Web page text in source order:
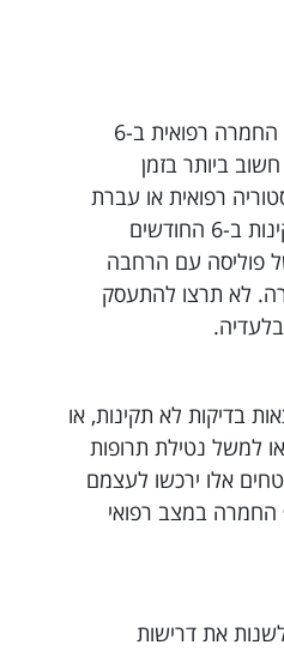
ביטוח נסיעות לפרו עם החמרה רפואית ב-6
ביותר בזמן
רפואית או עברת
ניתוח או בדיקות לא תקינות ב-6 החודשים
פוליסה עם הרחבה
לא תרצו להתעסק
בדיקות לא תקינות, או
או למשל נטילת תרופות
אלו ירכשו לעצמם
החמרה במצב רפואי
את דרישות